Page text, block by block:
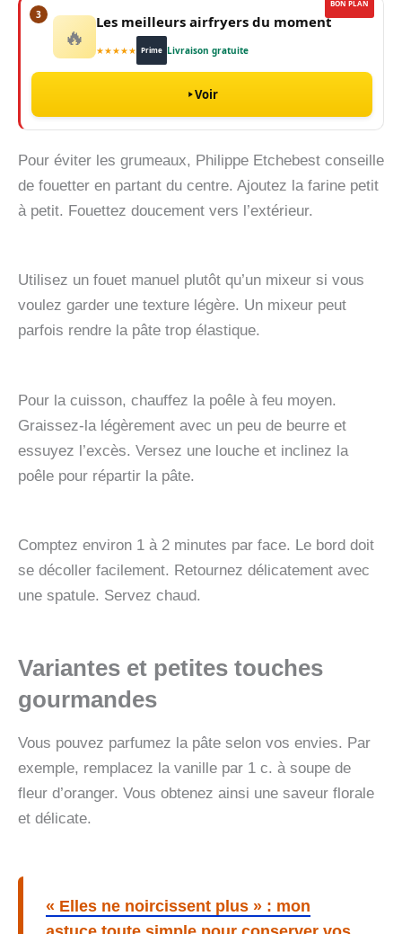
BON PLAN
3
🔥 Les meilleurs airfryers du moment
★★★★★ Prime Livraison gratuite
Voir
Pour éviter les grumeaux, Philippe Etchebest conseille
de fouetter en partant du centre. Ajoutez la farine petit
à petit. Fouettez doucement vers l’extérieur.
Utilisez un fouet manuel plutôt qu’un mixeur si vous
voulez garder une texture légère. Un mixeur peut
parfois rendre la pâte trop élastique.
Pour la cuisson, chauffez la poêle à feu moyen.
Graissez-la légèrement avec un peu de beurre et
essuyez l’excès. Versez une louche et inclinez la
poêle pour répartir la pâte.
Comptez environ 1 à 2 minutes par face. Le bord doit
se décoller facilement. Retournez délicatement avec
une spatule. Servez chaud.
Variantes et petites touches
gourmandes
Vous pouvez parfumez la pâte selon vos envies. Par
exemple, remplacez la vanille par 1 c. à soupe de
fleur d’oranger. Vous obtenez ainsi une saveur florale
et délicate.
« Elles ne noircissent plus » : mon